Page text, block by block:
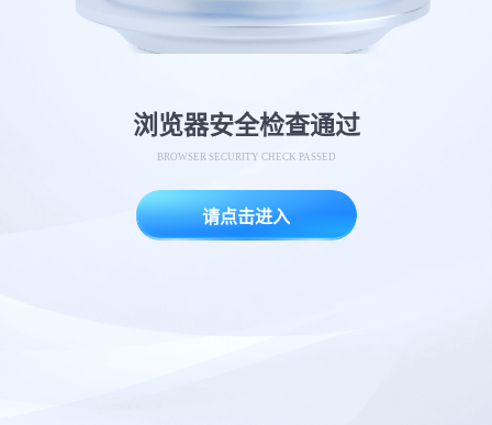
浏览器安全检查通过
BROWSER SECURITY CHECK PASSED
请点击进入